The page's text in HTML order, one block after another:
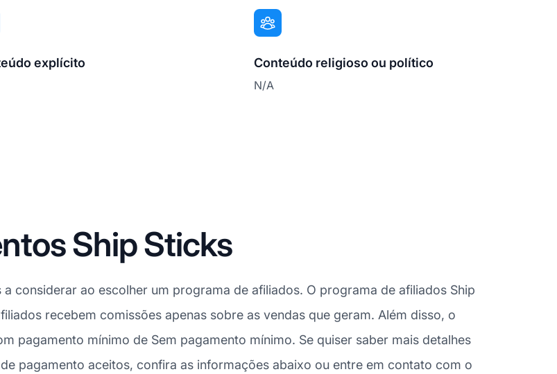
explícito Conteúdo religioso ou político
N/A
Ship Sticks
considerar ao escolher um programa de afiliados. O programa de afiliados Ship
recebem comissões apenas sobre as vendas que geram. Além disso, o
pagamento mínimo de Sem pagamento mínimo. Se quiser saber mais detalhes
pagamento aceitos, confira as informações abaixo ou entre em contato com o